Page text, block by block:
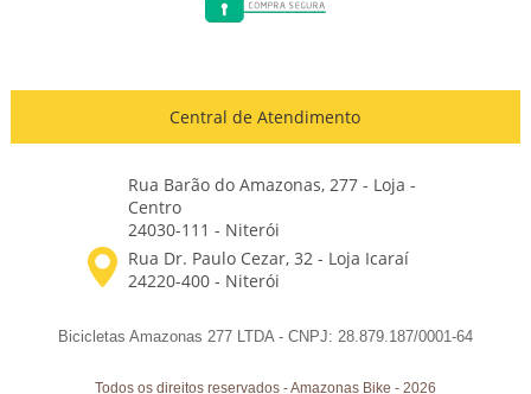
Central de Atendimento
Rua Barão do Amazonas, 277 - Loja -
Centro
24030-111 - Niterói
Bicicletas Amazonas 277 LTDA - CNPJ: 28.879.187/0001-64
Todos os direitos reservados -Amazonas Bike -2026